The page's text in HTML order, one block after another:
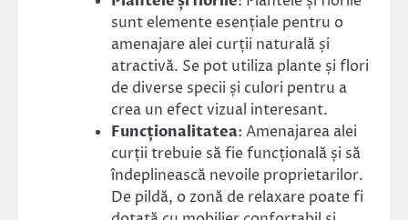
sunt elemente esențiale pentru o
amenajare alei curții naturală și
atractivă. Se pot utiliza plante și flori
de diverse specii și culori pentru a
crea un efect vizual interesant.
Funcționalitatea: Amenajarea alei
curții trebuie să fie funcțională și să
îndeplinească nevoile proprietarilor.
De pildă, o zonă de relaxare poate fi